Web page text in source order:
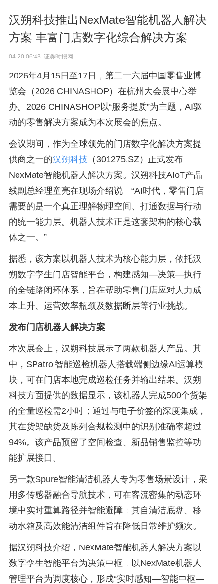
汉朔科技推出NexMate智能机器人解决
方案 丰富门店数字化综合解决方案
04-20 06:43 证券时报网
2026年4月15日至17日，第二十六届中国零售业博
览会（2026 CHINASHOP）在杭州大会展中心举
办。2026 CHINASHOP以“服务提质”为主题，AI驱
动的零售解决方案成为本次展会的焦点。
会议期间，作为全球领先的门店数字化解决方案提
供商之一的汉朔科技 （301275.SZ）正式发布
NexMate智能机器人解决方案。汉朔科技AIoT产品
线副总经理童亮在现场介绍说：“AI时代，零售门店
需要的是一个真正理解物理空间、打通数据与行动
的统一能力层。机器人技术正是这套架构的核心载
体之一。”
据悉，该方案以机器人技术为核心能力层，依托汉
朔数字孪生门店智能平台，构建感知—决策—执行
的全链路闭环体系，旨在帮助零售门店应对人力成
本上升、运营效率瓶颈及数据断层等行业挑战。
发布门店机器人解决方案
本次展会上，汉朔科技展示了两款机器人产品。其
中，SPatrol智能巡检机器人搭载端侧边缘AI运算模
块，可在门店本地完成巡检任务并输出结果。汉朔
科技方面提供的数据显示，该机器人完成500个货架
的全量巡检需2小时；通过与电子价签的深度集成，
其在货架缺货及陈列合规检测中的识别准确率超过
94%。该产品预留了空间检查、新品销售监控等功
能扩展接口。
另一款Spure智能清洁机器人专为零售场景设计，采
用多传感器融合导航技术，可在客流密集的动态环
境中实时重算路径并智能避障；其自清洁底盘、移
动水箱及高效能清洁组件旨在降低日常维护频次。
据汉朔科技介绍，NexMate智能机器人解决方案以
数字孪生智能平台为决策中枢，以NexMate机器人
管理平台为调度核心，形成“实时感知—智能中枢—